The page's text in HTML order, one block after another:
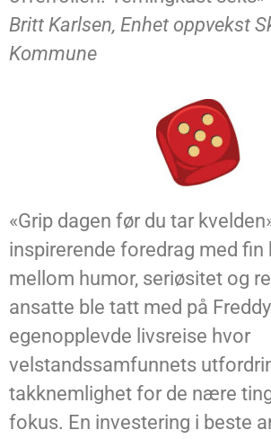
Britt Karlsen, Enhet oppvekst
Kommune
«Grip dagen før du tar
inspirerende foredrag med fin
mellom humor, seriøsitet og
ansatte ble tatt med på
egenopplevde livsreise hvor
velstandssamfunnets
takknemlighet for de nære
fokus. En investering i beste